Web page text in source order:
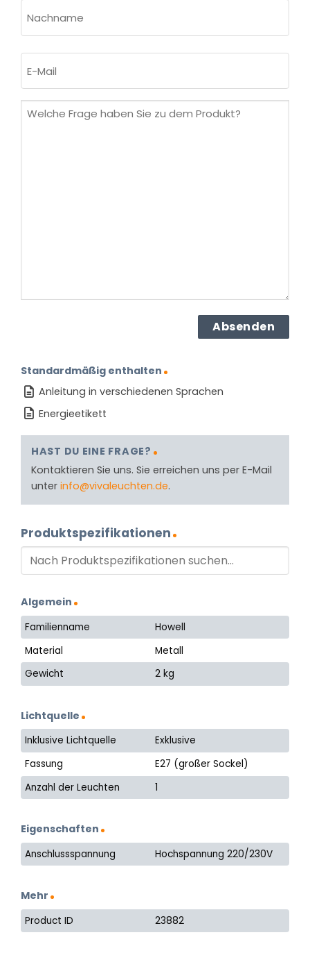
Vorname
Mail
Welche
Standardmäßig enthalten
Anleitung in verschiedenen Sprachen
Energieetikett
HAST DU EINE FRAGE?
Kontaktieren Sie uns. Sie erreichen uns per E-Mail
unter info@vivaleuchten.de.
Produktspezifikationen
Algemein
Familienname
Howell
Material
Metall
Gewicht
2 kg
Lichtquelle
Inklusive Lichtquelle
Exklusive
Fassung
E27 (großer Sockel)
Anzahl der Leuchten
1
Eigenschaften
Anschlussspannung Hochspannung 220/230V
Mehr
Product ID 23882